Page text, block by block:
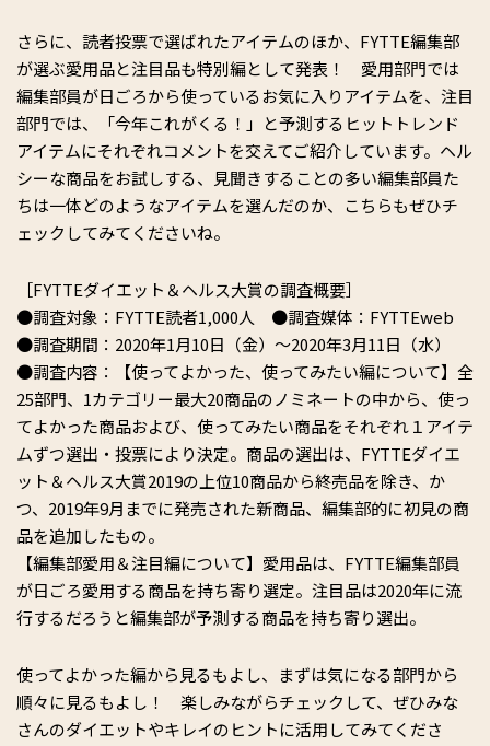
さらに、読者投票で選ばれたアイテムのほか、FYTTE編集部
が選ぶ愛用品と注目品も特別編として発表！ 愛用部門では
編集部員が日ごろから使っているお気に入りアイテムを、注目
部門では、「今年これがくる！」と予測するヒットトレンド
アイテムにそれぞれコメントを交えてご紹介しています。ヘル
シーな商品をお試しする、見聞きすることの多い編集部員た
ちは一体どのようなアイテムを選んだのか、こちらもぜひチ
ェックしてみてくださいね。
［FYTTEダイエット＆ヘルス大賞の調査概要］
●調査対象：FYTTE読者1,000人 ●調査媒体：FYTTEweb
●調査期間：2020年1月10日（金）～2020年3月11日（水）
●調査内容：【使ってよかった、使ってみたい編について】全
25部門、1カテゴリー最大20商品のノミネートの中から、使っ
てよかった商品および、使ってみたい商品をそれぞれ１アイテ
ムずつ選出・投票により決定。商品の選出は、FYTTEダイエ
ット＆ヘルス大賞2019の上位10商品から終売品を除き、か
つ、2019年9月までに発売された新商品、編集部的に初見の商
品を追加したもの。
【編集部愛用＆注目編について】愛用品は、FYTTE編集部員
が日ごろ愛用する商品を持ち寄り選定。注目品は2020年に流
行するだろうと編集部が予測する商品を持ち寄り選出。
使ってよかった編から見るもよし、まずは気になる部門から
順々に見るもよし！ 楽しみながらチェックして、ぜひみな
さんのダイエットやキレイのヒントに活用してみてくださ